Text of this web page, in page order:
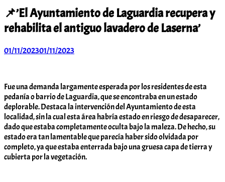
📌’El Ayuntamiento de Laguardia recupera y
rehabilita el antiguo lavadero de Laserna’
01/11/202301/11/2023
Fue una demanda largamente esperada por los residentes de esta
pedanía o barrio de Laguardia, que se encontraba en un estado
deplorable. Destaca la intervención del Ayuntamiento de esta
localidad, sin la cual esta área habría estado en riesgo de desaparecer,
dado que estaba completamente oculta bajo la maleza. De hecho, su
estado era tan lamentable que parecía haber sido olvidada por
completo, ya que estaba enterrada bajo una gruesa capa de tierra y
cubierta por la vegetación.